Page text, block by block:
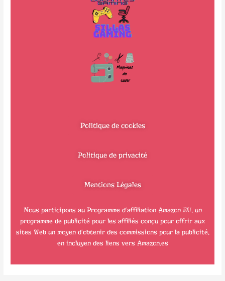
Politique de cookies
Politique de privacité
Mentions Légales
Nous participons au Programme d’affiliation Amazon EU, un
programme de publicité pour les affiliés conçu pour offrir aux
sites Web un moyen d’obtenir des commissions pour la publicité,
en incluyen des liens vers Amazon.es